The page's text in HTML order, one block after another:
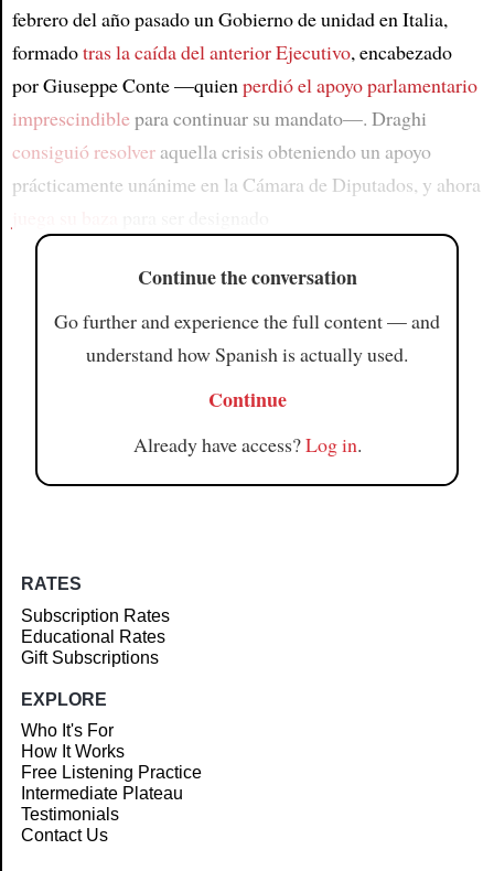
febrero del año pasado un Gobierno de unidad en Italia,
formadotras la caída del anterior Ejecutivo, encabezado
por Giuseppe Conte —quienperdió el apoyo parlamentario
imprescindiblepara continuar su mandato—. Draghi
consiguió resolveraquella crisis obteniendo un apoyo
prácticamente unánime en la Cámara de Diputados, y ahora
Continue the conversation
Go further and experience the full content — and
understand how Spanish is actually used.
Continue
Already have access?Log in.
RATES
Subscription Rates
Educational Rates
Gift Subscriptions
EXPLORE
Who It's For
How It Works
Free Listening Practice
Intermediate Plateau
Testimonials
Contact Us